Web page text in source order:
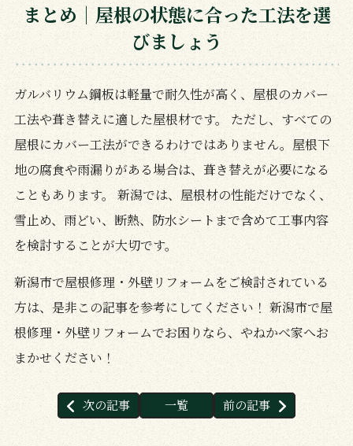
まとめ｜屋根の状態に合った工法を選
びましょう
ガルバリウム鋼板は軽量で耐久性が高く、屋根のカバー
工法や葺き替えに適した屋根材です。 ただし、すべての
屋根にカバー工法ができるわけではありません。屋根下
地の腐食や雨漏りがある場合は、葺き替えが必要になる
こともあります。 新潟では、屋根材の性能だけでなく、
雪止め、雨どい、断熱、防水シートまで含めて工事内容
を検討することが大切です。
新潟市で屋根修理・外壁リフォームをご検討されている
方は、是非この記事を参考にしてください！ 新潟市で屋
根修理・外壁リフォームでお困りなら、やねかべ家へお
まかせください！
次の記事 一覧 前の記事